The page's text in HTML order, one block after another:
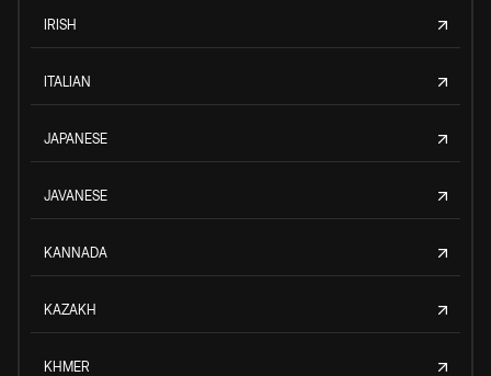
IRISH
ITALIAN
JAPANESE
JAVANESE
KANNADA
KAZAKH
KHMER